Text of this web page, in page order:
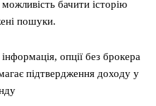
бачити історію
пошуки.
опції без брокера
підтвердження доходу у